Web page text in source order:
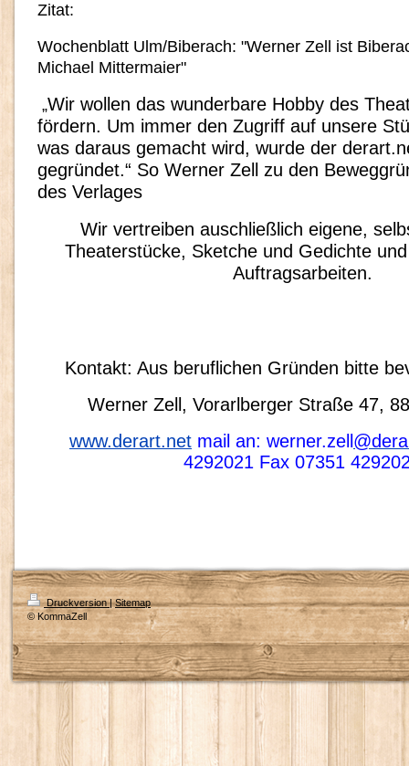
Zitat:
Wochenblatt Ulm/Biberach: "Werner Zell ist
Michael Mittermaier"
„Wir wollen das wunderbare Hobby des
fördern. Um immer den Zugriff auf unsere
was daraus gemacht wird, wurde der
gegründet.“ So Werner Zell zu den
des Verlages
Wir vertreiben auschließlich eigene,
Theaterstücke, Sketche und Gedichte
Auftragsarbeiten.
Kontakt: Aus beruflichen Gründen bitte
Werner Zell, Vorarlberger Straße 47,
www.derart.net mail an: werner.zell @
4292021 Fax 07351
Druckversion| Sitemap
© KommaZell